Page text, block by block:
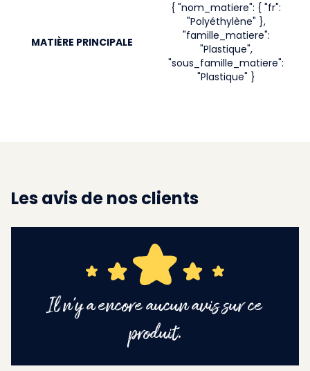
MATIÈRE PRINCIPALE
{ "nom_matiere": { "fr":
"Polyéthylène" },
"famille_matiere":
"Plastique",
"sous_famille_matiere":
"Plastique" }
Les avis de nos clients
Il n'y a encore aucun avis sur ce
produit.